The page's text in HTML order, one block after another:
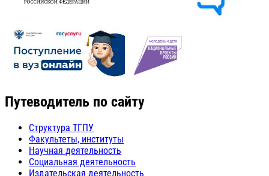
Путеводитель по сайту
Структура ТГПУ
Факультеты, институты
Научная деятельность
Социальная деятельность
Издательская деятельность